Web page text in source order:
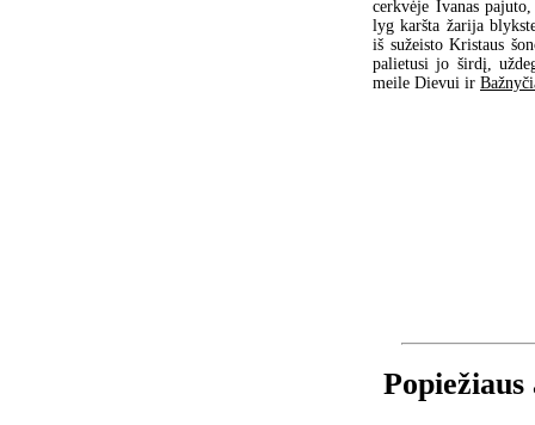
cerkvėje Ivanas
lyg karšta žarija
iš sužeisto Kristaus
palietusi jo širdį,
meile Dievui ir